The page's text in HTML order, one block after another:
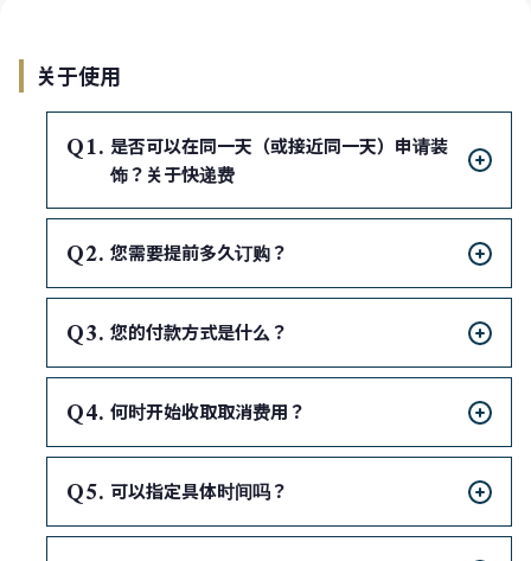
关于使用
Q
是否可以在同一天（或接近同一天）申请装
饰？关于快递费
Q 您需要提前多久订购？
Q 您的付款方式是什么？
Q 何时开始收取取消费用？
Q 可以指定具体时间吗？